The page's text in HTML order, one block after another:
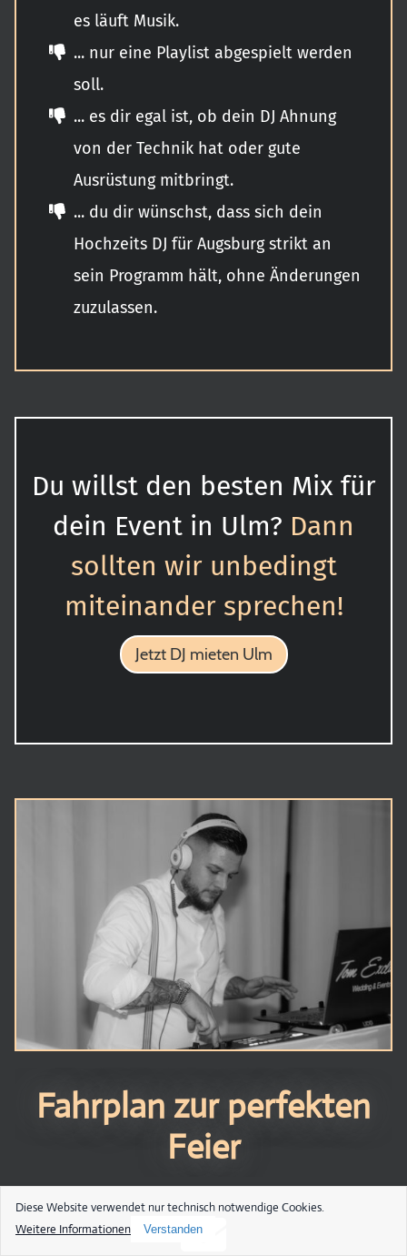
Diese Website verwendet nur technisch notwendige Cookies.
Weitere Informationen
Verstanden
es läuft Musik.
... nur eine Playlist abgespielt werden
soll.
... es dir egal ist, ob dein DJ Ahnung
von der Technik hat oder gute
Ausrüstung mitbringt.
... du dir wünschst, dass sich dein
Hochzeits DJ für Augsburg strikt an
sein Programm hält, ohne Änderungen
zuzulassen.
Du willst den besten Mix für
dein Event in Ulm? Dann
sollten wir unbedingt
miteinander sprechen!
Jetzt DJ mieten Ulm
Fahrplan zur perfekten
Feier